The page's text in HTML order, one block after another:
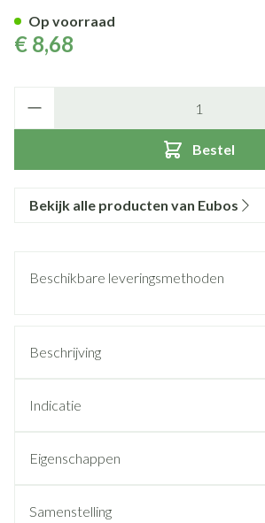
€ 8,68
Bestel
Op voorraad
Bekijk alle producten van Eubos
Beschikbare leveringsmethoden
Beschrijving
Indicatie
Eigenschappen
Samenstelling